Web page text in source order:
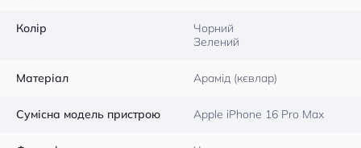
Колір
Чорний
Зелений
Матеріал Арамід (кєвлар)
Сумісна модель пристрою Apple iPhone 16 Pro Max